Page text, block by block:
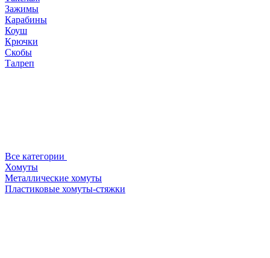
Зажимы
Карабины
Коуш
Крючки
Скобы
Талреп
Все категории
Хомуты
Металлические хомуты
Пластиковые хомуты-стяжки